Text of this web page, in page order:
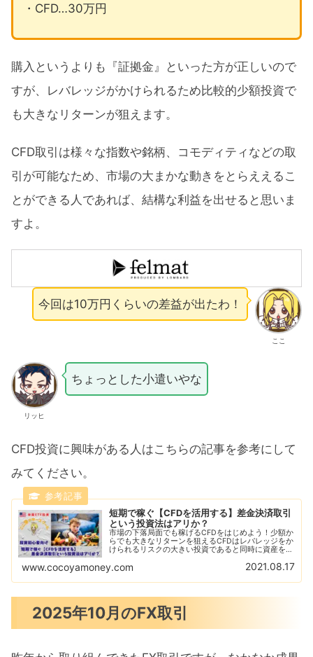
・CFD…30万円
購入というよりも『証拠金』といった方が正しいので
すが、レバレッジがかけられるため比較的少額投資で
も大きなリターンが狙えます。
CFD取引は様々な指数や銘柄、コモディティなどの取
引が可能なため、市場の大まかな動きをとらええるこ
とができる人であれば、結構な利益を出せると思いま
すよ。
ここ
今回は10万円くらいの差益が出たわ！
リッヒ
ちょっとした小遣いやな
CFD投資に興味がある人はこちらの記事を参考にして
みてください。
短期で稼ぐ【CFDを活用する】差金決済取引
という投資法はアリか？
市場の下落局面でも稼げるCFDをはじめよう！少額か
らでも大きなリターンを狙えるCFDはレバレッジをか
けられるリスクの大きい投資であると同時に資産を急
リック証券がおすすめ！デモ取引で練習しよう！
www.cocoyamoney.com 2021.08.17
2025年10月のFX取引